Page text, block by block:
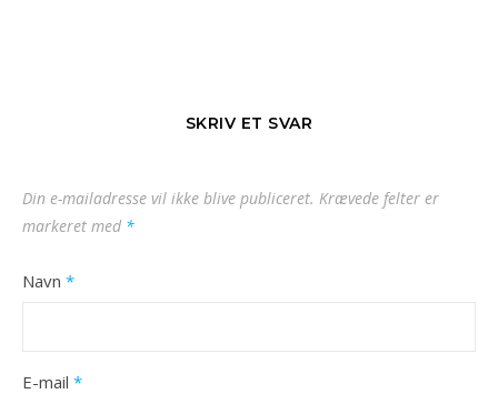
SKRIV ET SVAR
Din e-mailadresse vil ikke blive publiceret. Krævede felter er
markeret med *
Navn *
E-mail *